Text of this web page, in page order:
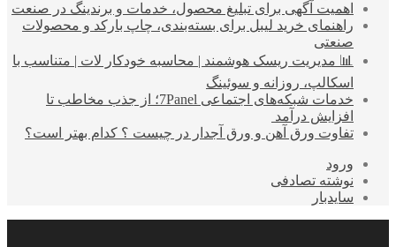
اهمیت آگهی برای تبلیغ محصول، خدمات و برندینگ در صنعت
راهنمای خرید لیبل برای بسته‌بندی، چاپ بارکد و محصولات
صنعتی
📊 مدیریت ریسک هوشمند | محاسبه خودکار لات | متناسب با
اسکالپ، روزانه و سوئینگ
خدمات شبکه‌های اجتماعی 7Panel؛ از جذب مخاطب تا
افزایش درآمد
تفاوت ورق آهن و ورق آجدار در چیست ؟ کدام بهتر است؟
ورود
نوشته تصادفی
سایدبار